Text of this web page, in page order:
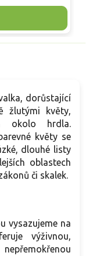
dorůstající
žlutými květy,
okolo hrdla.
květy se
dlouhé listy
oblastech
či skalek.
vysazujeme na
výživnou,